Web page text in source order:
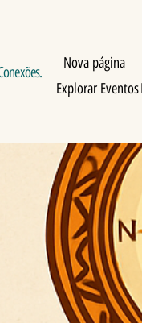
Nova página
Explorar Eventos